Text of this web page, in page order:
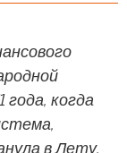
когда
в Лету,